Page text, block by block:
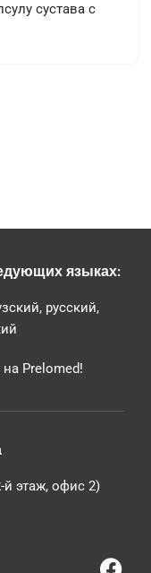
сустава с
языках:
русский,
Prelomed!
й этаж, офис 2)